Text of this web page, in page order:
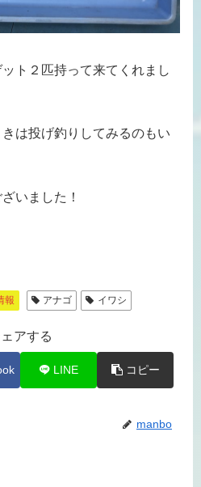
ト２匹持って来てくれまし
は投げ釣りしてみるのもい
いました！
報 アナゴ イワシ
アする
LINE コピー
manbo